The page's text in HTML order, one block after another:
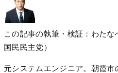
この記事の執筆・検証：わたな
国民民主党）
元システムエンジニア。朝霞